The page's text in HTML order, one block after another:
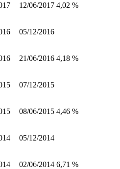
12/06/2017 4,02 %
05/12/2016
21/06/2016 4,18 %
07/12/2015
08/06/2015 4,46 %
05/12/2014
02/06/2014 6,71 %